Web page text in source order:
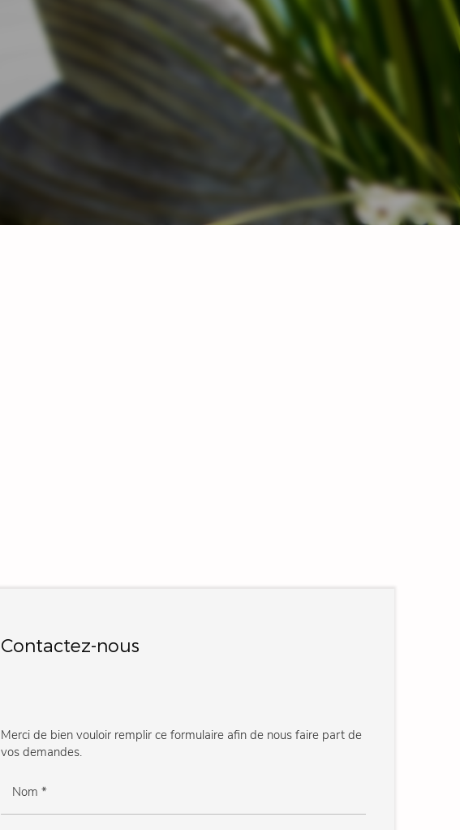
Contactez-nous
Merci de bien vouloir remplir ce formulaire afin de nous faire part de
vos demandes.